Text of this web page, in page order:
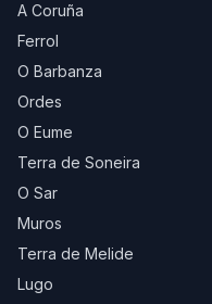
A Coruña
Ferrol
O Barbanza
Ordes
O Eume
Terra de Soneira
O Sar
Muros
Terra de Melide
Lugo